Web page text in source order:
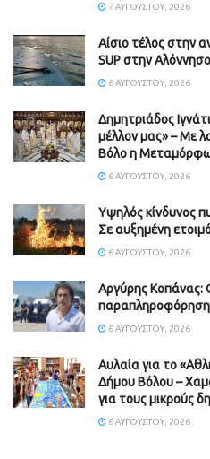
7 ΑΥΓΟΎΣΤΟΥ, 2026
Αίσιο τέλος στην
SUP στην Αλόννησο
6 ΑΥΓΟΎΣΤΟΥ, 2026
Δημητριάδος
μέλλον μας» – Με
Βόλο η
6 ΑΥΓΟΎΣΤΟΥ, 2026
Υψηλός κίνδυνος
Σε αυξημένη
6 ΑΥΓΟΎΣΤΟΥ, 2026
Aργύρης Κοπάνας:
παραπληροφόρηση
6 ΑΥΓΟΎΣΤΟΥ, 2026
Αυλαία για το
Δήμου Βόλου –
για τους μικρούς
6 ΑΥΓΟΎΣΤΟΥ, 2026